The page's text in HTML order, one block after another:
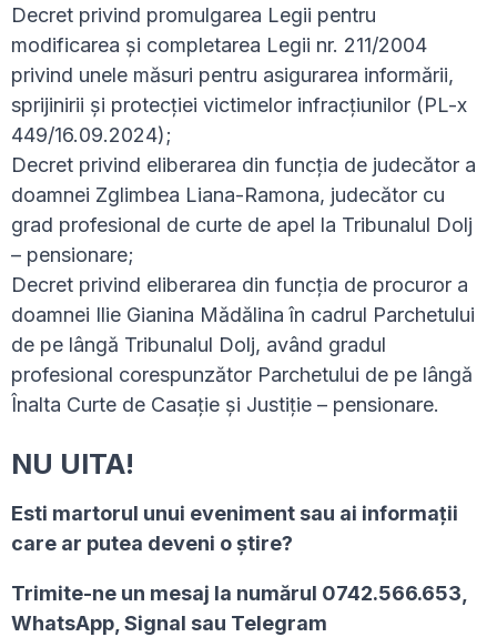
Decret privind promulgarea Legii pentru
modificarea și completarea Legii nr. 211/2004
privind unele măsuri pentru asigurarea informării,
sprijinirii și protecției victimelor infracțiunilor (PL-x
449/16.09.2024);
Decret privind eliberarea din funcția de judecător a
doamnei Zglimbea Liana-Ramona, judecător cu
grad profesional de curte de apel la Tribunalul Dolj
– pensionare;
Decret privind eliberarea din funcția de procuror a
doamnei Ilie Gianina Mădălina în cadrul Parchetului
de pe lângă Tribunalul Dolj, având gradul
profesional corespunzător Parchetului de pe lângă
Înalta Curte de Casație și Justiție – pensionare.
NU UITA!
Esti martorul unui eveniment sau ai informaţii
care ar putea deveni o ştire?
Trimite-ne un mesaj la numărul 0742.566.653,
WhatsApp, Signal sau Telegram